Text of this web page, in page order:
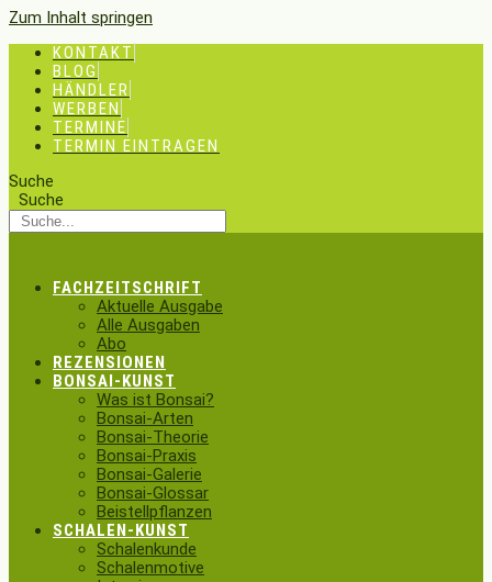
Zum Inhalt springen
KONTAKT
BLOG
HÄNDLER
WERBEN
TERMINE
TERMIN EINTRAGEN
Suche
Suche
FACHZEITSCHRIFT
Aktuelle Ausgabe
Alle Ausgaben
Abo
REZENSIONEN
BONSAI-KUNST
Was ist Bonsai?
Bonsai-Arten
Bonsai-Theorie
Bonsai-Praxis
Bonsai-Galerie
Bonsai-Glossar
Beistellpflanzen
SCHALEN-KUNST
Schalenkunde
Schalenmotive